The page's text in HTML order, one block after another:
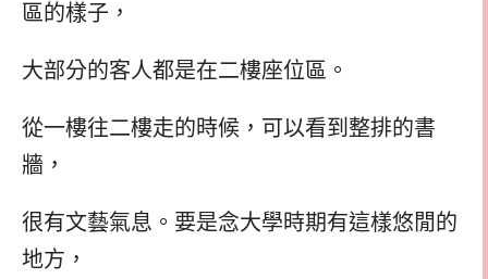
區的樣子，
大部分的客人都是在二樓座位區。
從一樓往二樓走的時候，可以看到整排的書
牆，
很有文藝氣息。要是念大學時期有這樣悠閒的
地方，